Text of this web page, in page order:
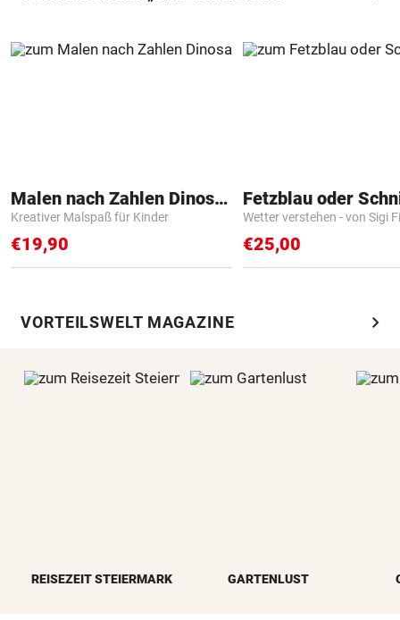
Malen nach Zahlen Dinosaurier
Kreativer Malspaß für Kinder
€19,90
Fetzblau oder
Wetter verstehen - von Sigi
€25,00
VORTEILSWELT MAGAZINE chevron_right
REISEZEIT STEIERMARK GARTENLUST